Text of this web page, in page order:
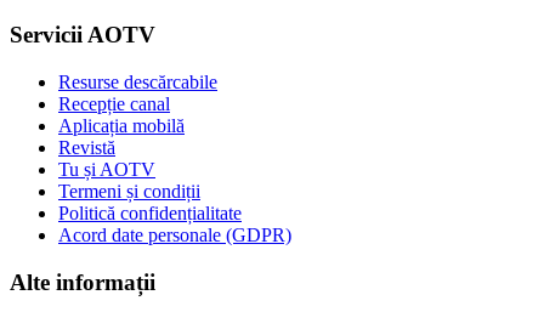
Servicii AOTV
Resurse descărcabile
Recepție canal
Aplicația mobilă
Revistă
Tu și AOTV
Termeni și condiții
Politică confidențialitate
Acord date personale (GDPR)
Alte informații